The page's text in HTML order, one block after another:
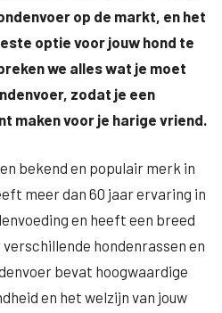
op de markt, en het
optie voor jouw hond te
we alles wat je moet
zodat je een
maken voor je harige vriend.
bekend en populair merk in
meer dan 60 jaar ervaring in
en heeft een breed
hondenrassen en
bevat hoogwaardige
en het welzijn van jouw